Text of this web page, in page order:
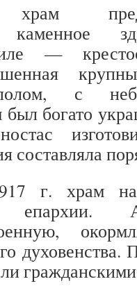
храм
каменное
—
с
богато
составляла
г. храм
епархии.
духовенства.